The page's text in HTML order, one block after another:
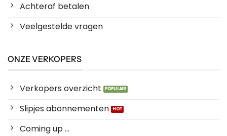
Achteraf betalen
Veelgestelde vragen
ONZE VERKOPERS
Verkopers overzicht
Slipjes abonnementen
Coming up ...